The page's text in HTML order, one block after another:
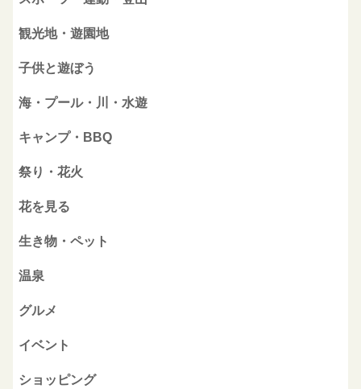
観光地・遊園地
子供と遊ぼう
海・プール・川・水遊
キャンプ・BBQ
祭り・花火
花を見る
生き物・ペット
温泉
グルメ
イベント
ショッピング